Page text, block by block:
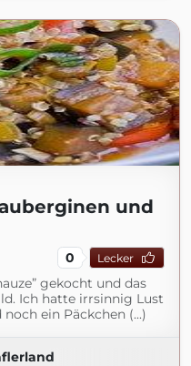
und
0 Lecker
gekocht und das
Ich hatte irrsinnig Lust
ein Päckchen (...)